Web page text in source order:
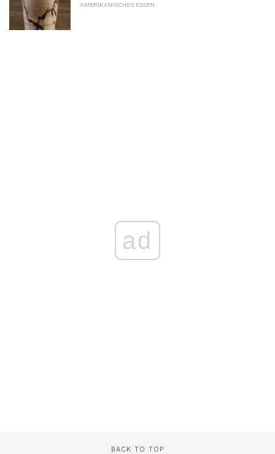
AMERIKANISCHES ESSEN
ad
BACK TO TOP